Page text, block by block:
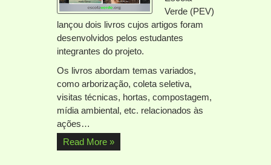
Verde (PEV)
lançou dois livros cujos artigos foram
desenvolvidos pelos estudantes
integrantes do projeto.
Os livros abordam temas variados,
como arborização, coleta seletiva,
visitas técnicas, hortas, compostagem,
mídia ambiental, etc. relacionados às
ações…
Read More »